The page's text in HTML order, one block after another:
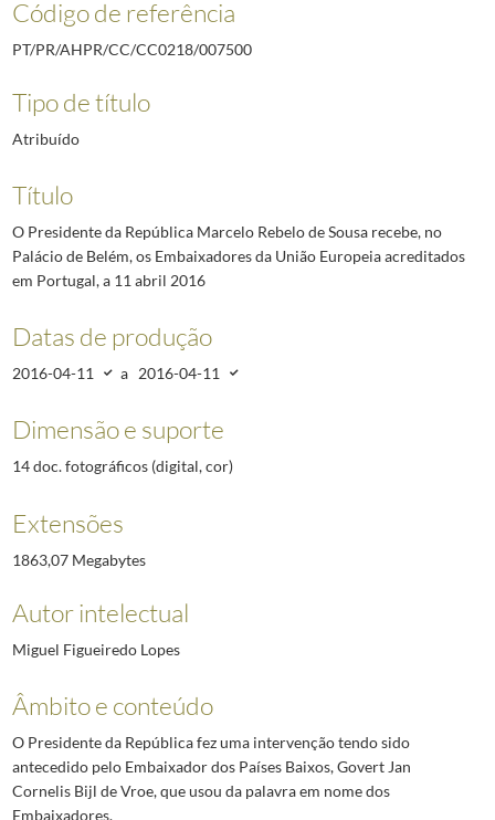
Código de referência
PT/PR/AHPR/CC/CC0218/007500
Tipo de título
Atribuído
Título
O Presidente da República Marcelo Rebelo de Sousa recebe, no
Palácio de Belém, os Embaixadores da União Europeia acreditados
em Portugal, a 11 abril 2016
Datas de produção
2016-04-11 a 2016-04-11
Dimensão e suporte
14 doc. fotográficos (digital, cor)
Extensões
1863,07 Megabytes
Autor intelectual
Miguel Figueiredo Lopes
Âmbito e conteúdo
O Presidente da República fez uma intervenção tendo sido
antecedido pelo Embaixador dos Países Baixos, Govert Jan
Cornelis Bijl de Vroe, que usou da palavra em nome dos
Embaixadores.